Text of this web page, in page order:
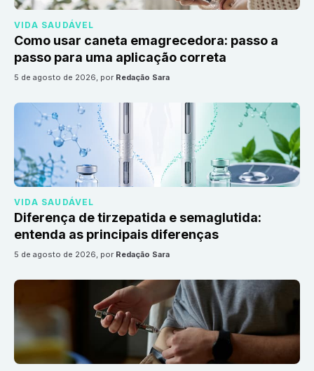
VIDA SAUDÁVEL
Como usar caneta emagrecedora: passo a
passo para uma aplicação correta
5 de agosto de 2026, por Redação Sara
VIDA SAUDÁVEL
Diferença de tirzepatida e semaglutida:
entenda as principais diferenças
5 de agosto de 2026, por Redação Sara